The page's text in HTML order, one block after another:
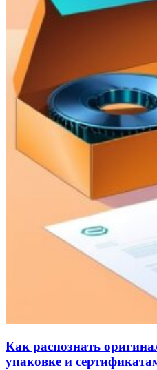
Как распознать
упаковке и